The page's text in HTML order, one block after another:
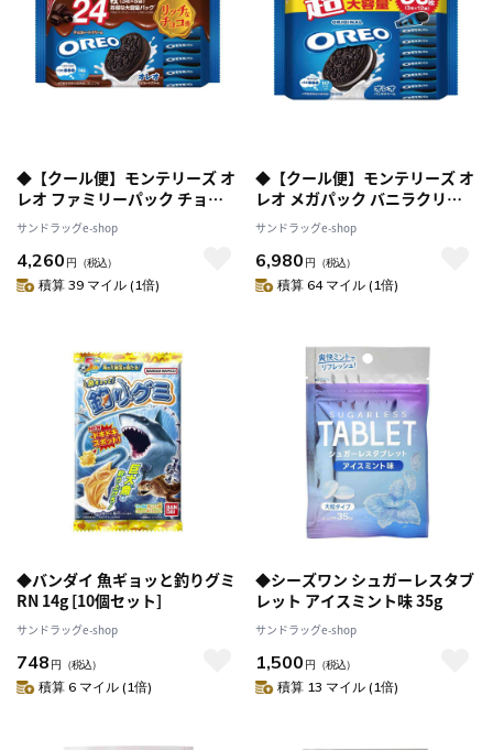
◆【クール便】モンテリーズ オ
レオ ファミリーパック チョコ
レートクリーム 24枚 [12個セッ
ト]返品・キャンセル・他商品と
同時購入は不可
サンドラッグe-shop
4,260 円 （税込）
積算 39 マイル (1倍)
◆【クール便】モンテリーズ オ
レオ メガパック バニラクリー
ム 36枚（個包装3枚×8袋） [15
個セット]返品・キャンセル・他
商品と同時購入は不可
サンドラッグe-shop
6,980 円 （税込）
積算 64 マイル (1倍)
◆バンダイ 魚ギョッと釣りグミ
RN 14g [10個セット]
サンドラッグe-shop
748 円 （税込）
積算 6 マイル (1倍)
◆シーズワン シュガーレスタブ
レット アイスミント味 35g
サンドラッグe-shop
1,500 円 （税込）
積算 13 マイル (1倍)